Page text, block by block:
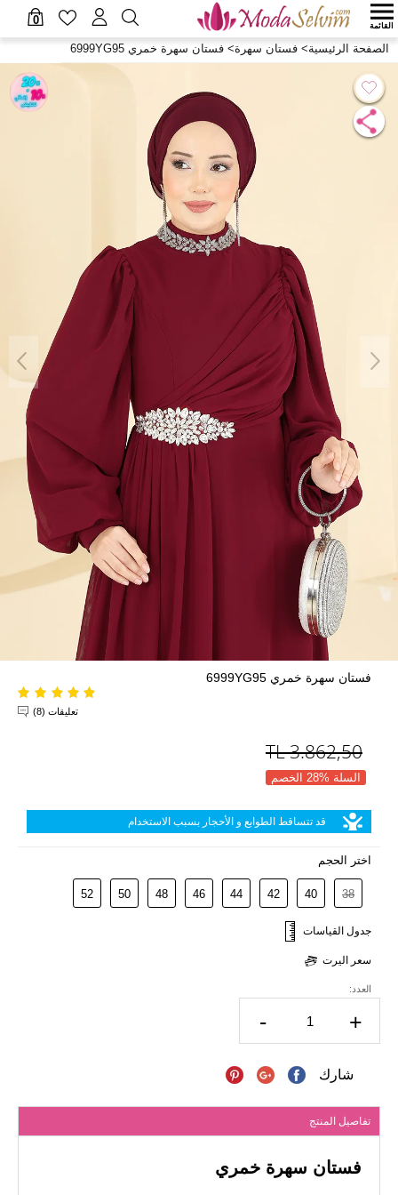
0 القائمة
الصفحة الرئيسية> فستان سهرة> فستان سهرة خمري 6999YG95
فستان سهرة خمري 6999YG95
تعليقات (8)
3.862,50
TL
السلة %28 الخصم
قد تتساقط الطوابع و الأحجار بسبب الاستخدام
اختر الحجم
38
40
42
44
46
48
50
52
جدول القياسات
سعر اليرت
العدد:
- +
شارك
تفاصيل المنتج
فستان سهرة خمري